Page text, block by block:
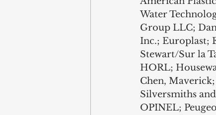
Water
Group LLC;
Inc.; Europlast;
Stewart/Sur la
HORL;
Chen,
Silversmiths
OPINEL;